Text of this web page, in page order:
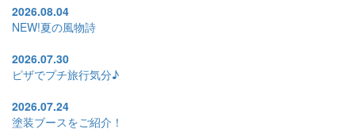
2026.08.04
NEW!夏の風物詩
2026.07.30
ピザでプチ旅行気分♪
2026.07.24
塗装ブースをご紹介！